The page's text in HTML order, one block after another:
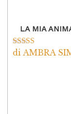
LA MIA
Valutato5su
di AMBRA